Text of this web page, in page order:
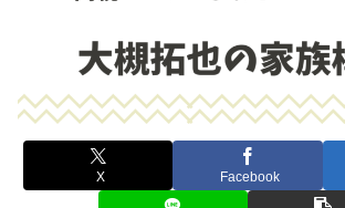
X Facebook